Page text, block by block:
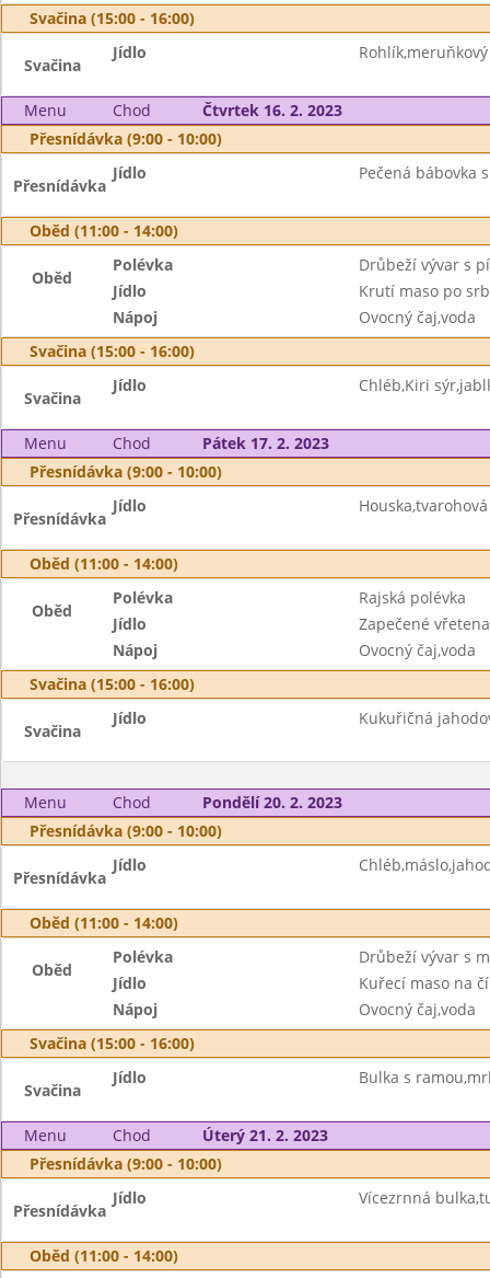
Svačina (15:00 - 16:00)
Svačina
Jídlo
Menu Chod
Čtvrtek 16. 2. 2023
Přesnídávka (9:00 - 10:00)
Přesnídávka
Jídlo Pečená bábovka
Oběd (11:00 - 14:00)
Oběd
Polévka
Drůbeží vývar s
Jídlo
Krutí maso po
Nápoj
Ovocný čaj,voda
Svačina (15:00 - 16:00)
Svačina
Jídlo Chléb,Kiri
Menu Chod
Pátek 17. 2. 2023
Přesnídávka (9:00 - 10:00)
Přesnídávka
Jídlo
Oběd (11:00 - 14:00)
Oběd
Polévka
Rajská polévka
Jídlo
Zapečené
Nápoj
Ovocný čaj,voda
Svačina (15:00 - 16:00)
Svačina
Jídlo Kukuřičná
Menu Chod
Pondělí 20. 2. 2023
Přesnídávka (9:00 - 10:00)
Přesnídávka
Jídlo
Oběd (11:00 - 14:00)
Oběd
Polévka
Drůbeží vývar s
Jídlo
Kuřecí maso na
Nápoj
Ovocný čaj,voda
Svačina (15:00 - 16:00)
Svačina
Jídlo Bulka s
Menu Chod
Úterý 21. 2. 2023
Přesnídávka (9:00 - 10:00)
Přesnídávka
Jídlo Vícezrnná
Oběd (11:00 - 14:00)